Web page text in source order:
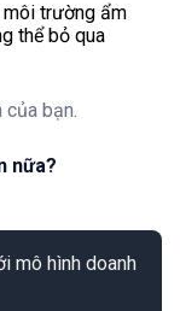
môi trường ẩm
thể bỏ qua
của bạn.
nữa?
mô hình doanh